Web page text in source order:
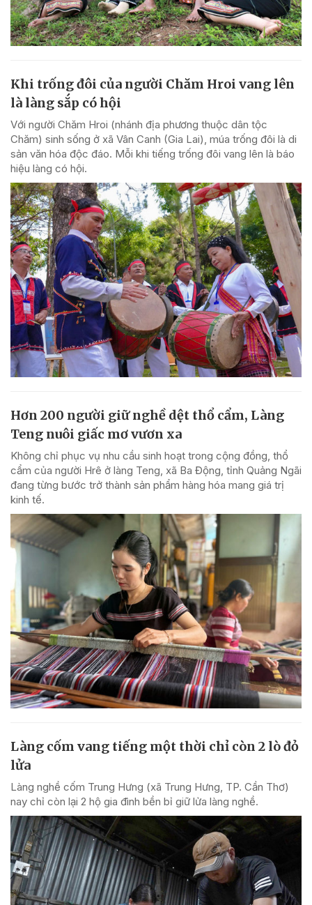
Khi trống đôi của người Chăm Hroi vang lên
là làng sắp có hội
Với người Chăm Hroi (nhánh địa phương thuộc dân tộc
Chăm) sinh sống ở xã Vân Canh (Gia Lai), múa trống đôi là di
sản văn hóa độc đáo. Mỗi khi tiếng trống đôi vang lên là báo
hiệu làng có hội.
Hơn 200 người giữ nghề dệt thổ cẩm, Làng
Teng nuôi giấc mơ vươn xa
Không chỉ phục vụ nhu cầu sinh hoạt trong cộng đồng, thổ
cẩm của người Hrê ở làng Teng, xã Ba Động, tỉnh Quảng Ngãi
đang từng bước trở thành sản phẩm hàng hóa mang giá trị
kinh tế.
Làng cốm vang tiếng một thời chỉ còn 2 lò đỏ
lửa
Làng nghề cốm Trung Hưng (xã Trung Hưng, TP. Cần Thơ)
nay chỉ còn lại 2 hộ gia đình bền bỉ giữ lửa làng nghề.